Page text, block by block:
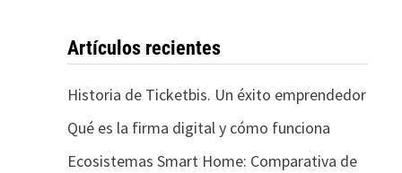
Artículos recientes
Historia de Ticketbis. Un éxito emprendedor
Qué es la firma digital y cómo funciona
Ecosistemas Smart Home: Comparativa de